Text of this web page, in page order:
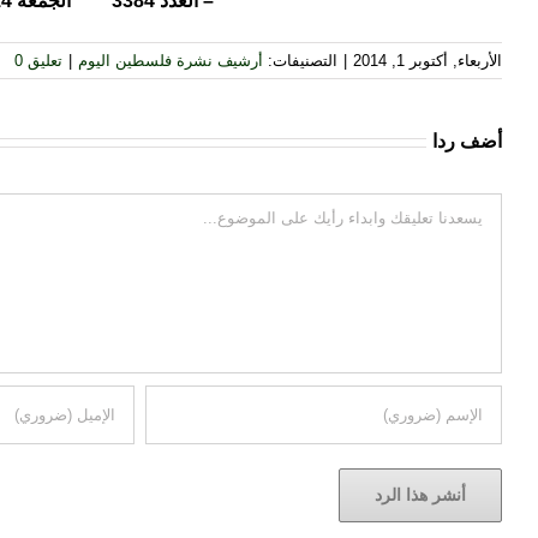
الأربعاء, أكتوبر 1, 2014 التصنيفات: أرشيف نشرة فلسطين اليوم تعليق 0
أضف ردا
تعليقات